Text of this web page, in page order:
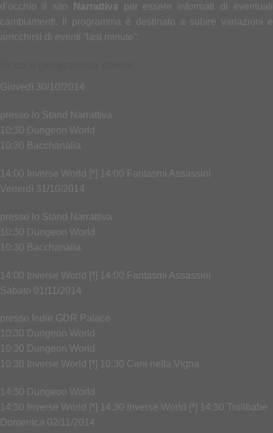
d’occhio il sito
Narrattiva per essere informati di eventuali
cambiamenti. Il programma è destinato a subire variazioni e
arricchirsi di eventi “last minute”.
Giovedì 30/10/2014
presso lo Stand Narrattiva
10:30 Dungeon World
10:30 Bacchanalia
14:00 Inverse World [*] 14:00 Fantasmi Assassini
Venerdì 31/10/2014
presso lo Stand Narrattiva
10:30 Dungeon World
10:30 Bacchanalia
14:00 Inverse World [*] 14:00 Fantasmi Assassini
Sabato 01/11/2014
presso Indie GDR Palace
10:30 Dungeon World
10:30 Dungeon World
10:30 Inverse World [*] 10:30 Cani nella Vigna
14:30 Dungeon World
14:30 Inverse World [*] 14:30 Inverse World [*] 14:30 Trollbabe
Domenica 02/11/2014